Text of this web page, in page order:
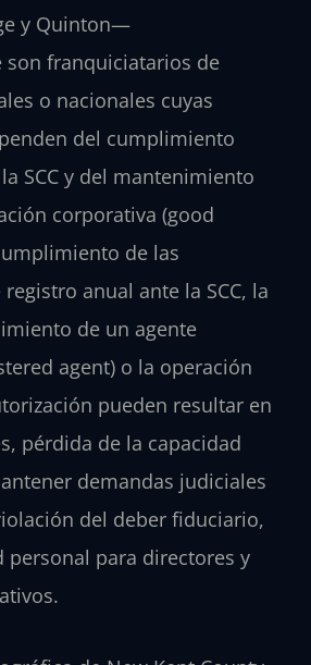
y Quinton—
son franquiciatarios de
o nacionales cuyas
del cumplimiento
SCC y del mantenimiento
corporativa (good
de las
anual ante la SCC, la
de un agente
agent) o la operación
pueden resultar en
pérdida de la capacidad
demandas judiciales
del deber fiduciario,
personal para directores y